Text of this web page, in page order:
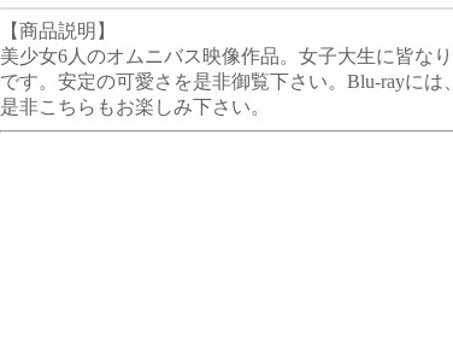
【商品説明】
美少女6人のオムニバス映像作品。女子大生に皆な
です。安定の可愛さを是非御覧下さい。Blu-rayには
是非こちらもお楽しみ下さい。